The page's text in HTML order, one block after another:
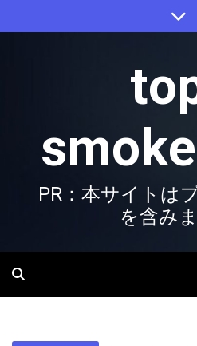
to
PR：本サイトは
を含みま